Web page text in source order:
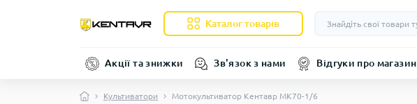
Каталог товарів
Акції та знижки Зв'язок з нами Відгуки про магазин
Культиватори Мотокультиватор Кентавр МK70-1/6